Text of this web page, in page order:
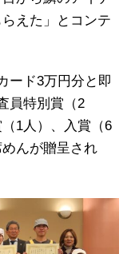
えた」とコンテ
ード3万円分と即
員特別賞（2
1人）、入賞（6
んが贈呈され